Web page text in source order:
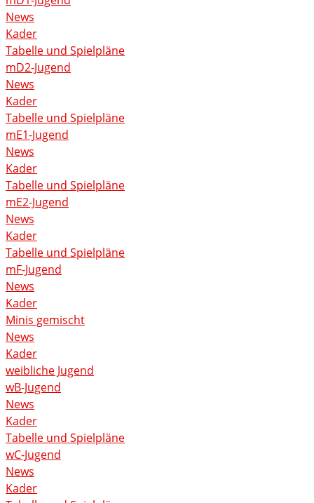
News
Kader
Tabelle und Spielpläne
mD2-Jugend
News
Kader
Tabelle und Spielpläne
mE1-Jugend
News
Kader
Tabelle und Spielpläne
mE2-Jugend
News
Kader
Tabelle und Spielpläne
mF-Jugend
News
Kader
Minis gemischt
News
Kader
weibliche Jugend
wB-Jugend
News
Kader
Tabelle und Spielpläne
wC-Jugend
News
Kader